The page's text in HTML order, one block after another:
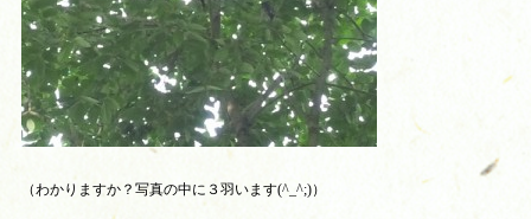
（わかりますか？写真の中に３羽います(^_^;)）